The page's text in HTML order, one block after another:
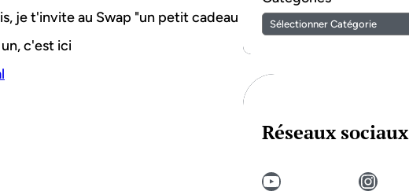
je t'invite au Swap "un petit cadeau
c'est ici
Réseaux sociaux
YouTube Instagram